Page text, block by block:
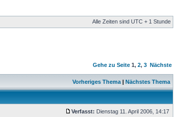
Alle Zeiten sind UTC + 1 Stunde
Gehe zu Seite 1, 2, 3 Nächste
Vorheriges Thema | Nächstes Thema
Verfasst: Dienstag 11. April 2006, 14:17